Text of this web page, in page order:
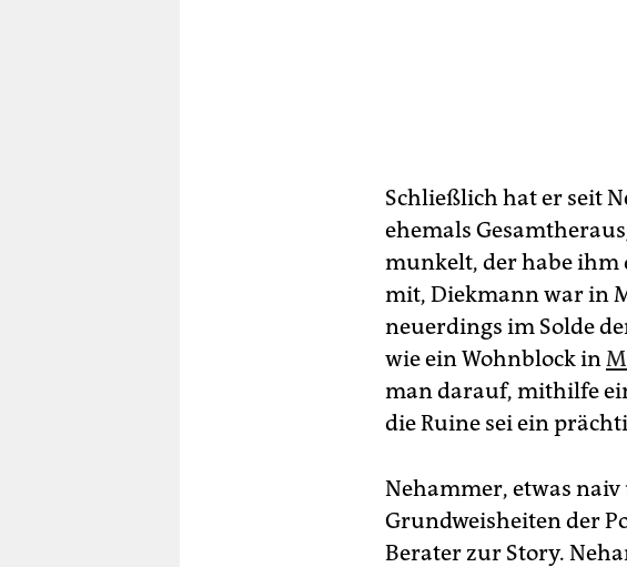
Schließlich hat er seit
ehemals
munkelt, der habe ihm
mit, Diekmann war in
neuerdings im Solde
wie ein Wohnblock in
man darauf, mithilfe
die ­Ruine sei ein
Nehammer, etwas
Grundweisheiten der
Berater zur Story.